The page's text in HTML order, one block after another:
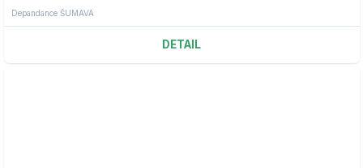
Depandance ŠUMAVA
DETAIL